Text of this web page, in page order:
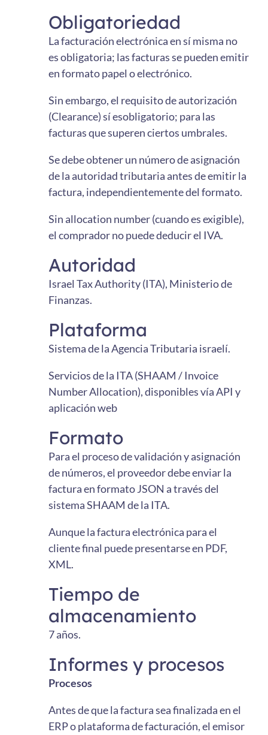
Obligatoriedad
La facturación electrónica en sí misma no
es obligatoria; las facturas se pueden emitir
en formato papel o electrónico.
Sin embargo, el requisito de autorización
(Clearance) sí esobligatorio; para las
facturas que superen ciertos umbrales.
Se debe obtener un número de asignación
de la autoridad tributaria antes de emitir la
factura, independientemente del formato.
Sin allocation number (cuando es exigible),
el comprador no puede deducir el IVA.
Autoridad
Israel Tax Authority (ITA), Ministerio de
Finanzas.
Plataforma
Sistema de la Agencia Tributaria israelí.
Servicios de la ITA (SHAAM / Invoice
Number Allocation), disponibles vía API y
aplicación web
Formato
Para el proceso de validación y asignación
de números, el proveedor debe enviar la
factura en formato JSON a través del
sistema SHAAM de la ITA.
Aunque la factura electrónica para el
cliente final puede presentarse en PDF,
XML.
Tiempo de
almacenamiento
7 años.
Informes y procesos
Procesos
Antes de que la factura sea finalizada en el
ERP o plataforma de facturación, el emisor